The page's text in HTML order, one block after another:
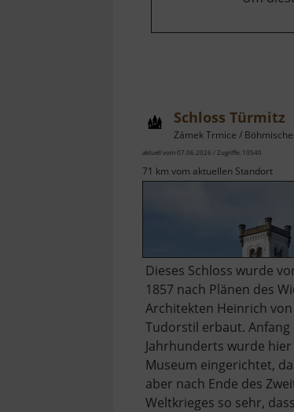
Schloss Türmitz
Zámek Trmice / Böhmisches
aktuell vom 07.06.2026 / Zugriffe: 10540
71 km vom aktuellen Standort
Dieses Schloss wurde
1857 nach Plänen des
Architekten Heinrich
Tudorstil erbaut. Anfang
Jahrhunderts wurde hier
Museum eingerichtet,
aber nach Ende des
Weltkrieges so sehr,